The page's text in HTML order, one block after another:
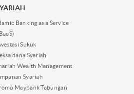
Banking as a Service
Sukuk
dana Syariah
Wealth Management
Syariah
Maybank Tabungan